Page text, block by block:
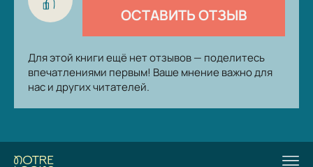
ОСТАВИТЬ ОТЗЫВ
Для этой книги ещё нет отзывов — поделитесь
впечатлениями первым! Ваше мнение важно для
нас и других читателей.